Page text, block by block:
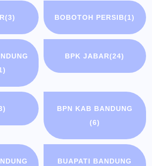
(3) BOBOTOH PERSIB(1)
BPK JABAR(24)
BPN KAB BANDUNG
(6)
BUAPATI BANDUNG